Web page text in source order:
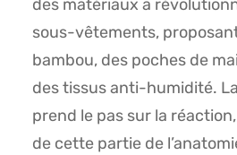
des matériaux a
sous-vêtements,
bambou, des poches de
des tissus anti-humidité.
prend le pas sur la
de cette partie de